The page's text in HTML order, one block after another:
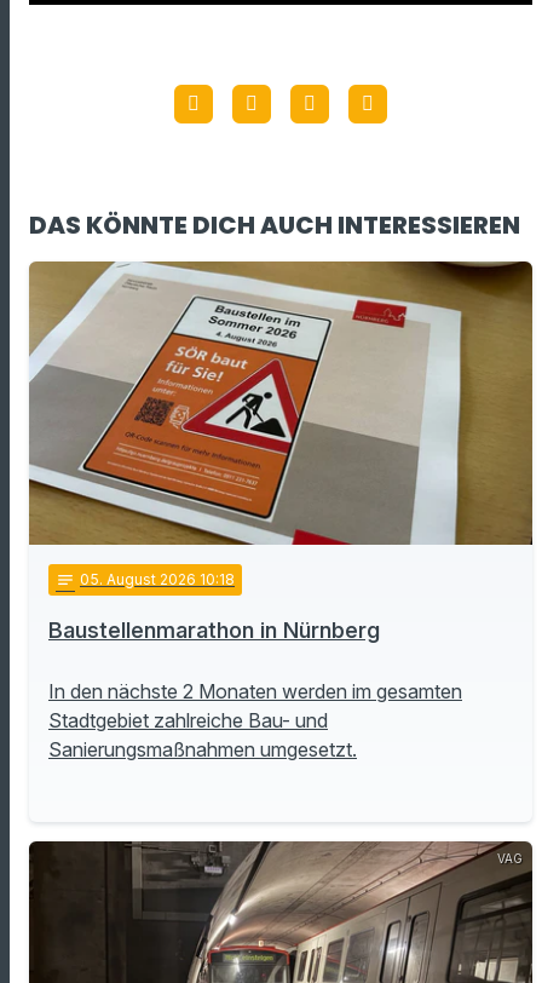
DAS KÖNNTE DICH AUCH INTERESSIEREN
notes 05. August 2026 10:18
Baustellenmarathon in Nürnberg
In den nächste 2 Monaten werden im gesamten
Stadtgebiet zahlreiche Bau- und
Sanierungsmaßnahmen umgesetzt.
VAG